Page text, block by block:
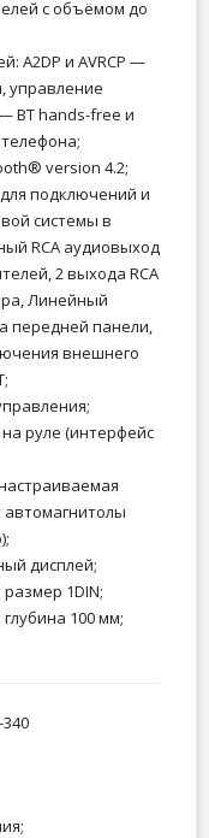
с объёмом до
A2DP и AVRCP —
управление
BT hands-free и
version 4.2;
подключений и
системы в
RCA аудиовыход
2 выхода RCA
Линейный
передней панели,
внешнего
руле (интерфейс
дисплей;
1DIN;
100 мм;